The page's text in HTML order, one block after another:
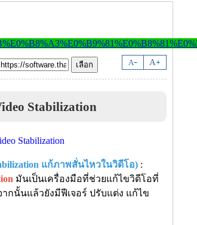
A- A+
Stabilization
แก้ภาพสั่นไหวในวิดีโอ) :
มันเป็นเครื่องมือที่ช่วยแก้ไขวิดีโอที่
กนั้นแล้วยังมีฟีเจอร์ ปรับแต่ง แก้ไข